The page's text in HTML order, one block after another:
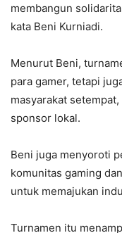
membangun
kata Beni Kurniadi.
Menurut Beni,
para gamer, tetapi
masyarakat
sponsor lokal.
Beni juga menyoroti
komunitas gaming
untuk memajukan
Turnamen itu